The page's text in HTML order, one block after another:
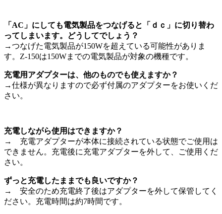
「AC」にしても電気製品をつなげると「ｄｃ」に切り替わ
ってしまいます。どうしてでしょう？
→つなげた電気製品が150Wを超えている可能性がありま
す。Z-150は150Wまでの電気製品が対象の機種です。
充電用アダプターは、他のものでも使えますか？
→仕様が異なりますので必ず付属のアダプターをお使いくだ
さい。
充電しながら使用はできますか？
→ 充電アダプターが本体に接続されている状態でご使用は
できません。充電後に充電アダプターを外して、ご使用くだ
さい。
ずっと充電したままでも良いですか？
→ 安全のため充電終了後はアダプターを外して保管してく
ださい。充電時間は約7時間です。